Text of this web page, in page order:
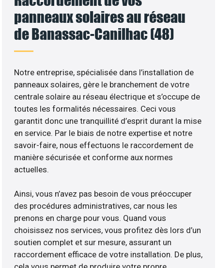
panneaux solaires au réseau
de Banassac-Canilhac (48)
Notre entreprise, spécialisée dans l’installation de
panneaux solaires, gère le branchement de votre
centrale solaire au réseau électrique et s’occupe de
toutes les formalités nécessaires. Ceci vous
garantit donc une tranquillité d’esprit durant la mise
en service. Par le biais de notre expertise et notre
savoir-faire, nous effectuons le raccordement de
manière sécurisée et conforme aux normes
actuelles.
Ainsi, vous n’avez pas besoin de vous préoccuper
des procédures administratives, car nous les
prenons en charge pour vous. Quand vous
choisissez nos services, vous profitez dès lors d’un
soutien complet et sur mesure, assurant un
raccordement efficace de votre installation. De plus,